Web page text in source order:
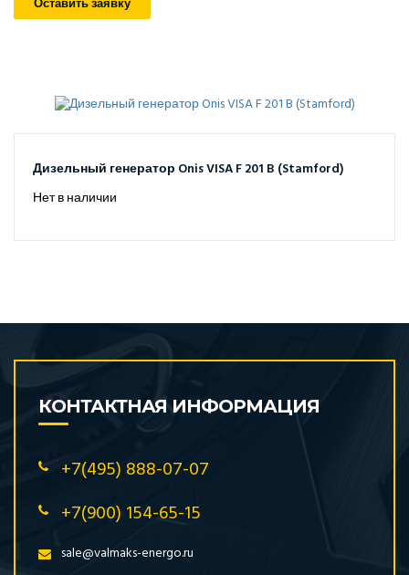
Оставить заявку
Дизельный генератор Onis VISA F 201 B (Stamford)
Нет в наличии
КОНТАКТНАЯ ИНФОРМАЦИЯ
+7(495) 888-07-07
+7(900) 154-65-15
sale@valmaks-energo.ru